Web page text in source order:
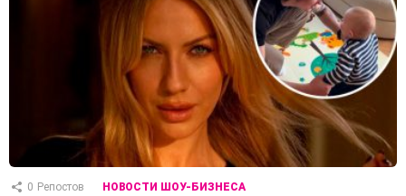
0 Репостов НОВОСТИ ШОУ-БИЗНЕСА